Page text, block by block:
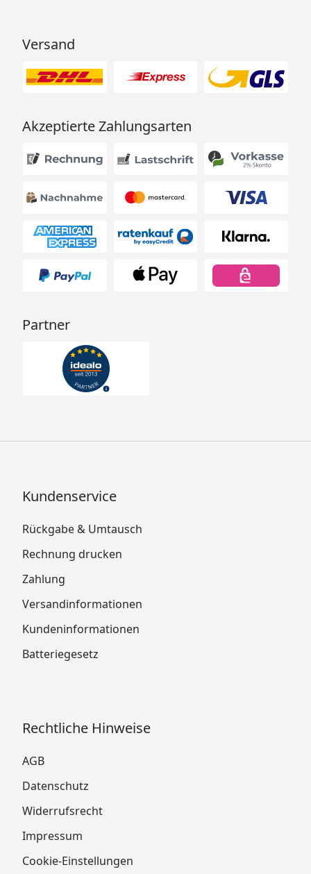
Versand
Akzeptierte Zahlungsarten
Partner
Kundenservice
Rückgabe & Umtausch
Rechnung drucken
Zahlung
Versandinformationen
Kundeninformationen
Batteriegesetz
Rechtliche Hinweise
AGB
Datenschutz
Widerrufsrecht
Impressum
Cookie-Einstellungen